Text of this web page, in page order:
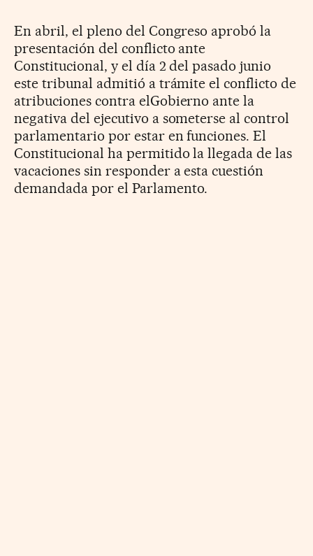
En abril, el pleno del Congreso aprobó la
presentación del conflicto ante
Constitucional, y el día 2 del pasado junio
este tribunal admitió a trámite el conflicto de
atribuciones contra elGobierno ante la
negativa del ejecutivo a someterse al control
parlamentario por estar en funciones. El
Constitucional ha permitido la llegada de las
vacaciones sin responder a esta cuestión
demandada por el Parlamento.